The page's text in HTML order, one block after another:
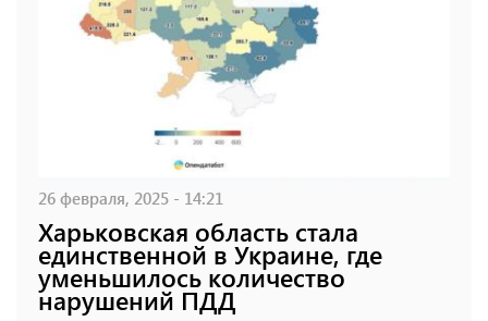
26 февраля, 2025 - 14:21
Харьковская область стала
единственной в Украине, где
уменьшилось количество
нарушений ПДД